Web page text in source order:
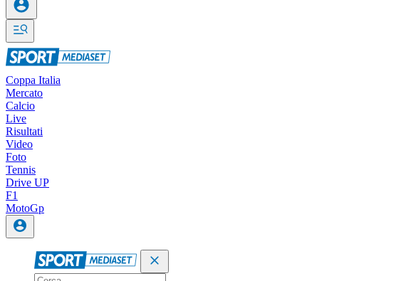
Coppa Italia
Mercato
Calcio
Live
Risultati
Video
Foto
Tennis
Drive UP
F1
MotoGp